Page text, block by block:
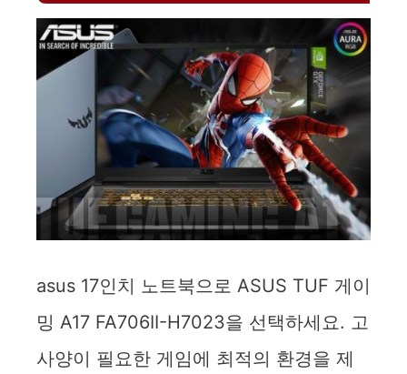
asus 17인치 노트북으로 ASUS TUF 게이
밍 A17 FA706II-H7023을 선택하세요. 고
사양이 필요한 게임에 최적의 환경을 제